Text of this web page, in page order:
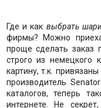
Где и как выбрать
фирмы? Можно
проще сделать заказ
строго из немецкого
картину, т.к.
производитель
каталогов, теперь
интернете. Не